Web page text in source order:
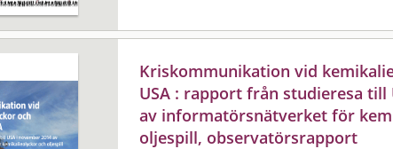
Kriskommunikation vid
USA : rapport från studieresa till
av informatörsnätverket för
oljespill, observatörsrapport